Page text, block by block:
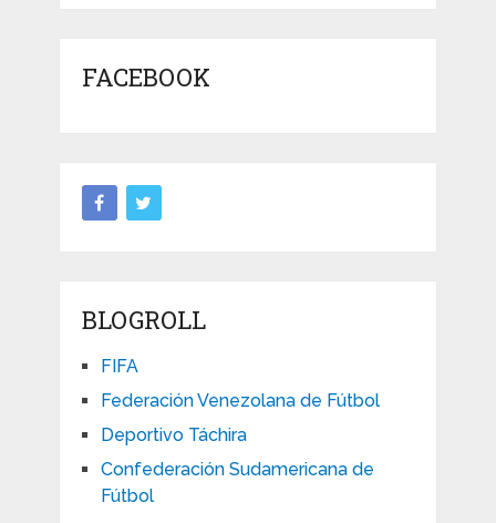
FACEBOOK
BLOGROLL
FIFA
Federación Venezolana de Fútbol
Deportivo Táchira
Confederación Sudamericana de
Fútbol